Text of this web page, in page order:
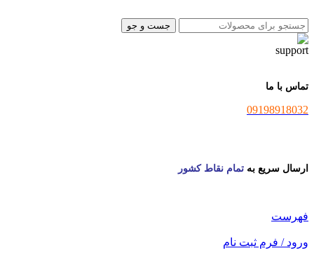
جست و جو
تماس با ما
09198918032
ارسال سریع به تمام نقاط کشور
فهرست
ورود / فرم ثبت نام